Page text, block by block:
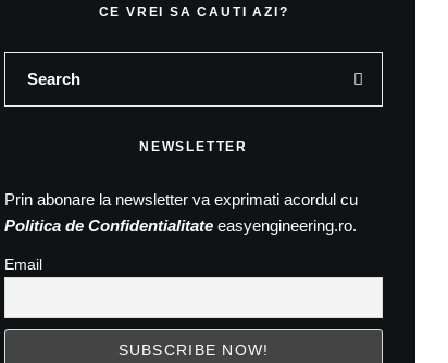
CE VREI SA CAUTI AZI?
NEWSLETTER
Prin abonare la newsletter va exprimati acordul cu
Politica de Confidentialitate easyengineering.ro.
Email